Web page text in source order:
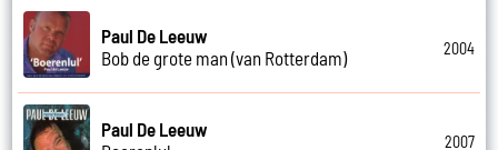
Paul De Leeuw
Bob de grote man (van Rotterdam)
2004
Paul De Leeuw
2007